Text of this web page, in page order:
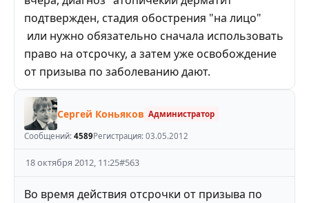
подтвержден, стадия обострения "на лицо"
или нужно обязательно сначала использовать
право на отсрочку, а затем уже освобождение
от призыва по заболеванию дают.
Сергей Коньяков Администратор
Сообщений: 4589Регистрация: 03.05.2012
18 октября 2012, 11:25#563
Во время действия отсрочки от призыва по